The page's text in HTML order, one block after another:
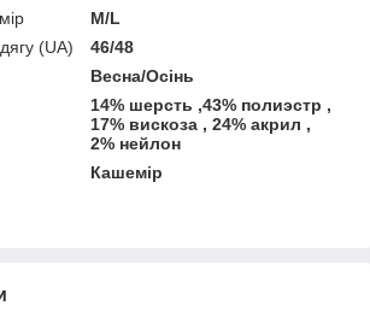
M/L
(UA)
46/48
Весна/Осінь
14% шерсть ,43% полиэстр ,
17% вискоза , 24% акрил ,
2% нейлон
Кашемір